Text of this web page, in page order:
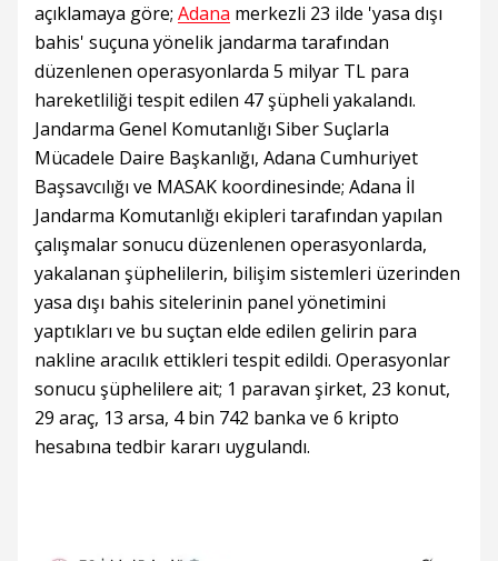
açıklamaya göre; Adana merkezli 23 ilde 'yasa dışı
bahis' suçuna yönelik jandarma tarafından
düzenlenen operasyonlarda 5 milyar TL para
hareketliliği tespit edilen 47 şüpheli yakalandı.
Jandarma Genel Komutanlığı Siber Suçlarla
Mücadele Daire Başkanlığı, Adana Cumhuriyet
Başsavcılığı ve MASAK koordinesinde; Adana İl
Jandarma Komutanlığı ekipleri tarafından yapılan
çalışmalar sonucu düzenlenen operasyonlarda,
yakalanan şüphelilerin, bilişim sistemleri üzerinden
yasa dışı bahis sitelerinin panel yönetimini
yaptıkları ve bu suçtan elde edilen gelirin para
nakline aracılık ettikleri tespit edildi. Operasyonlar
sonucu şüphelilere ait; 1 paravan şirket, 23 konut,
29 araç, 13 arsa, 4 bin 742 banka ve 6 kripto
hesabına tedbir kararı uygulandı.